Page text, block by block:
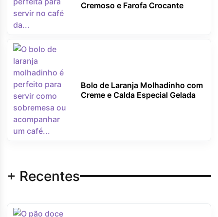
Cremoso e Farofa Crocante
Bolo de Laranja Molhadinho com
Creme e Calda Especial Gelada
+ Recentes